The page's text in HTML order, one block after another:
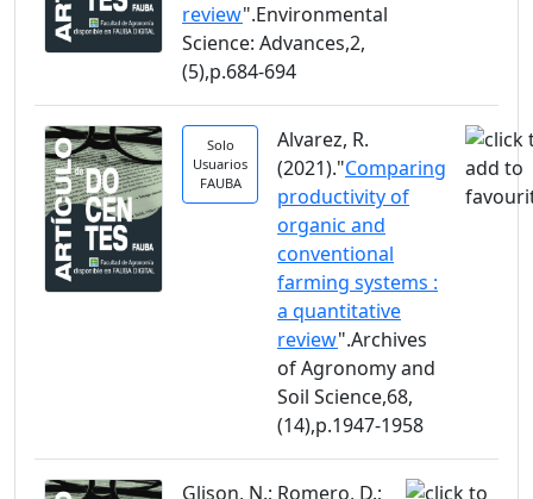
review".Environmental
Science: Advances,2,
(5),p.684-694
Solo
Usuarios
FAUBA
Alvarez, R.
(2021)."Comparing
productivity of
organic and
conventional
farming systems :
a quantitative
review".Archives
of Agronomy and
Soil Science,68,
(14),p.1947-1958
Glison, N.; Romero, D.;